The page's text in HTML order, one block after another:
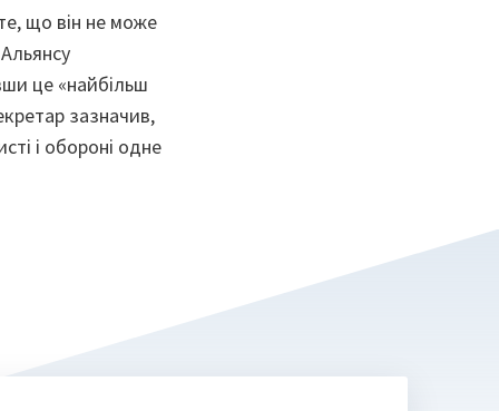
що він не може
це «найбільш
зазначив,
і обороні одне